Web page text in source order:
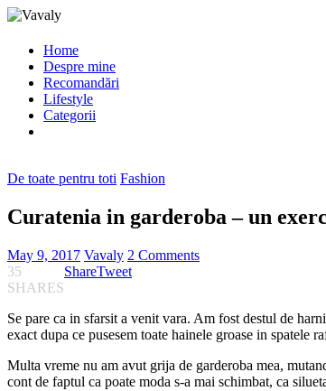
Home
Despre mine
Recomandări
Lifestyle
Categorii
De toate pentru toti Fashion
Curatenia in garderoba – un
May 9, 2017 Vavaly 2 Comments
35
SHARES
ShareTweet
Se pare ca in sfarsit a venit vara. Am fost destul de
exact dupa ce pusesem toate hainele groase in
Multa vreme nu am avut grija de garderoba mea,
cont de faptul ca poate moda s-a mai schimbat, ca